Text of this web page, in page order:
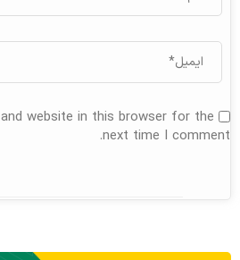
website in this browser for the
next time I comment.